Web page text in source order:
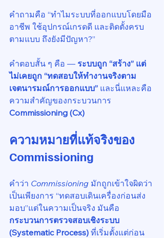
คำถามคือ “ทำไมระบบที่ออกแบบโดยมือ
อาชีพ ใช้อุปกรณ์เกรดดี และติดตั้งครบ
ตามแบบ ถึงยังมีปัญหา?”
คำตอบสั้น ๆ คือ — ระบบถูก “สร้าง” แต่
ไม่เคยถูก “ทดสอบให้ทำงานจริงตาม
เจตนารมณ์การออกแบบ” และนี่แหละคือ
ความสำคัญของกระบวนการ
Commissioning (Cx)
ความหมายที่แท้จริงของ
Commissioning
คำว่า Commissioning มักถูกเข้าใจผิดว่า
เป็นเพียงการ “ทดสอบเดินเครื่องก่อนส่ง
มอบ”แต่ในความเป็นจริง มันคือ
กระบวนการตรวจสอบเชิงระบบ
(Systematic Process) ที่เริ่มตั้งแต่ก่อน